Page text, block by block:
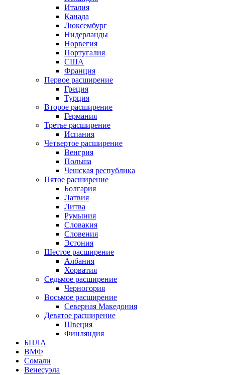
Италия
Канада
Люксембург
Нидерланды
Норвегия
Португалия
США
Франция
Первое расширение
Греция
Турция
Второе расширение
Германия
Третье расширение
Испания
Четвертое расширение
Венгрия
Польша
Чешская республика
Пятое расширение
Болгария
Латвия
Литва
Румыния
Словакия
Словения
Эстония
Шестое расширение
Албания
Хорватия
Седьмое расширение
Черногория
Восьмое расширение
Северная Македония
Девятое расширение
Швеция
Финляндия
БПЛА
ВМФ
Сомали
Венесуэла